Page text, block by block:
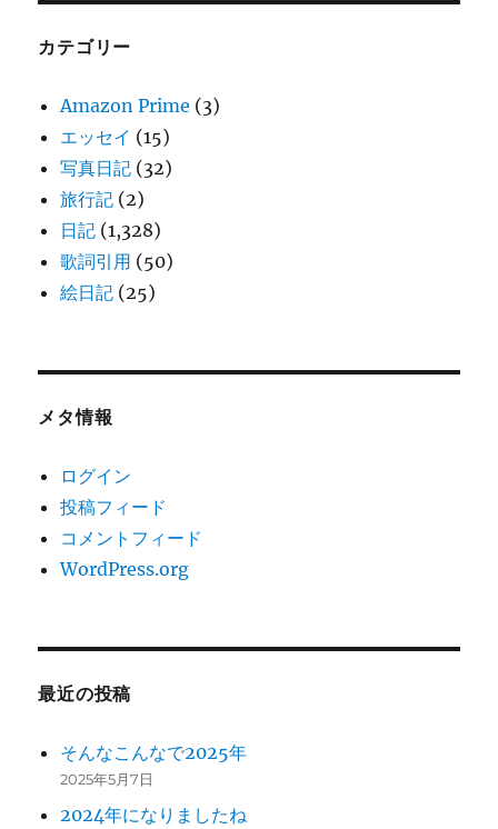
カテゴリー
Amazon Prime (3)
エッセイ (15)
写真日記 (32)
旅行記 (2)
日記 (1,328)
歌詞引用 (50)
絵日記 (25)
メタ情報
ログイン
投稿フィード
コメントフィード
WordPress.org
最近の投稿
そんなこんなで2025年
2025年5月7日
2024年になりましたね